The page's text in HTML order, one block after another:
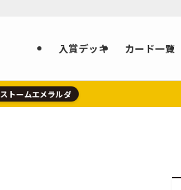
入賞デッキ カード一覧
ストームエメラルダ